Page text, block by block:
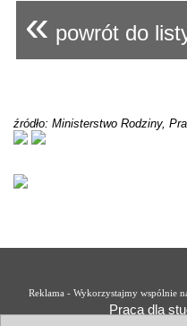
« powrót do
źródło: Ministerstwo Rodziny,
Reklama - Wykorzystajmy wspólnie
Praca dla